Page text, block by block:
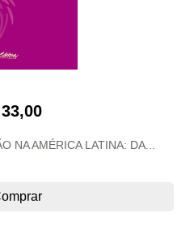
NA AMÉRICA LATINA: DA...